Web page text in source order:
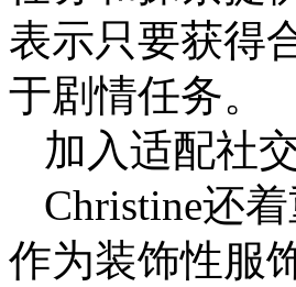
表示只要获得
于剧情任务。
加入适配社
Christine还
作为装饰性服